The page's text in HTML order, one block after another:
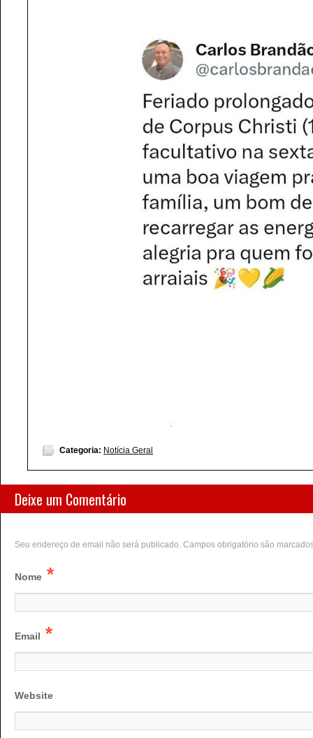
Categoria: Notícia Geral
Deixe um Comentário
Seu endereço de email não será publicado. Campos obrigatório são
Nome *
Email *
Website